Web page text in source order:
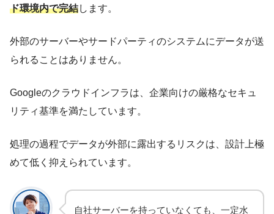
ド環境内で完結します。
外部のサーバーやサードパーティのシステムにデータが送
られることはありません。
Googleのクラウドインフラは、企業向けの厳格なセキュ
リティ基準を満たしています。
処理の過程でデータが外部に露出するリスクは、設計上極
めて低く抑えられています。
自社サーバーを持っていなくても、一定水